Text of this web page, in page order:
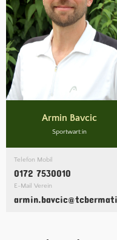
Armin Bavcic
Sportwart:in
Telefon Mobil
0172 7530010
E-Mail Verein